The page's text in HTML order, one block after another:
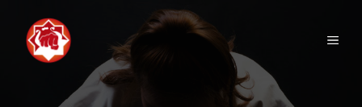
contenido